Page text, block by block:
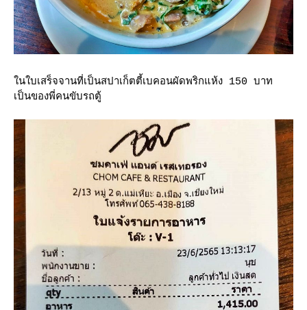
นใบเสร็จจานที่เป็นสปาเก็ตตี้เบคอนผัดพริกแห้ง 150 บาท
เป็นของพี่คนขับรถตู้